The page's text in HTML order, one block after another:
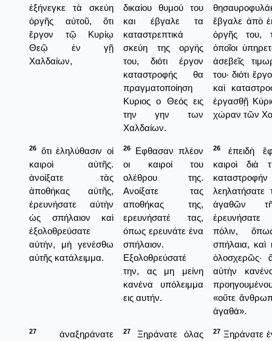
ἐξήνεγκε τὰ σκεύη
ὀργῆς αὐτοῦ, ὅτι
ἔργον τῷ Κυρίῳ
Θεῷ ἐν γῇ
Χαλδαίων,
δικαίου θυμού του
και έβγαλε τα
καταστρεπτικά
σκεύη της οργής
του, διότι έργον
καταστροφής θα
πραγματοποίηση
Κυριος ο Θεός εις
την γην των
Χαλδαίων.
ἔβγαλε ἀπὸ
ὀργῆς του,
ὁποῖοι
ἀσεβεῖς
του· διότι
καὶ
ἐργασθῇ
χώραν τῶν
26
ὅτι ἐληλύθασιν οἱ
καιροὶ αὐτῆς.
ἀνοίξατε τὰς
ἀποθήκας αὐτῆς,
ἐρευνήσατε αὐτὴν
ὡς σπήλαιον καὶ
ἐξολοθρεύσατε
αὐτήν, μὴ γενέσθω
αὐτῆς κατάλειμμα.
26
Εφθασαν πλέον
οι καιροί του
ολέθρου της.
Ανοίξατε τας
αποθήκας της,
ερευνήσατέ τας,
όπως ερευνάτε ένα
σπήλαιον.
Εξολοθρεύσατέ
την, ας μη μείνη
κανένα υπόλειμμα
εις αυτήν.
26
ἐπειδὴ
καιροὶ διὰ
καταστροφήν
λεηλατήσατε
ἀγαθῶν
ἐρευνήσατε
πόλιν,
σπήλαια, καὶ
ὁλοσχερῶς·
αὐτὴν
«οὔτε
ἀγαθά».
27
ἀναξηράνατε
27
Ξηράνατε όλας
27 Ξηράνατε